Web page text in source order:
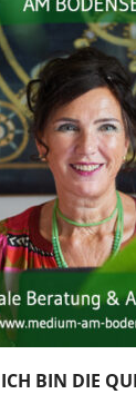
ICH BIN DIE